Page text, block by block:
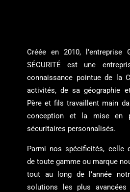
Créée en 2010, l’entreprise
SÉCURITÉ est une
connaissance pointue de la
activités, de sa géographie
Père et fils travaillent main
conception et la mise en
sécuritaires personnalisés.
Parmi nos spécificités, celle
de toute gamme ou marque
tout au long de l’année
solutions les plus